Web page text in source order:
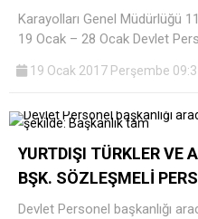
Karayolları Genel Müdürlüğü
19 Ocak – 28 Ocak Devlet
19 Ocak 2017 Perşembe
YURTDIŞI TÜRKLER VE
BŞK. SÖZLEŞMELİ
Devlet Personel başkanlığı